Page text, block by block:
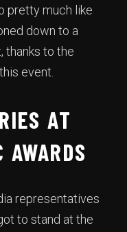
pretty much like
down to a
thanks to the
event.
AT
representatives
to stand at the